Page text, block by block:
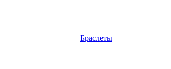
Браслеты